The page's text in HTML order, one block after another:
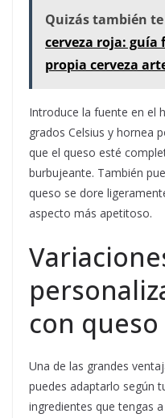
Quizás también
cerveza roja:
propia cerveza
Introduce la fuente en el
grados Celsius y hornea
que el queso esté
burbujeante. También
queso se dore
aspecto más apetitoso.
con queso
Una de las grandes
puedes adaptarlo según
ingredientes que tengas